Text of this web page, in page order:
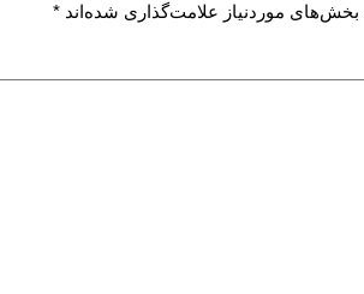
بخش‌های موردنیاز علامت‌گذاری شده‌اند *